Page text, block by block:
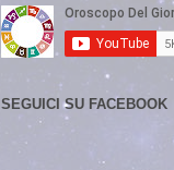
SEGUICI SU FACEBOOK